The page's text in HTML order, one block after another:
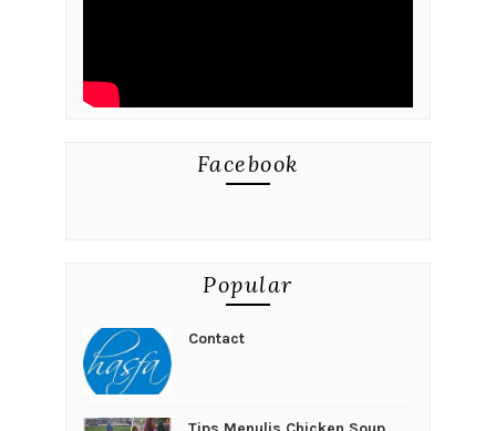
Facebook
Popular
Contact